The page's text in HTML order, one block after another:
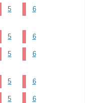
5 6
5 6
5 6
5 6
5 6